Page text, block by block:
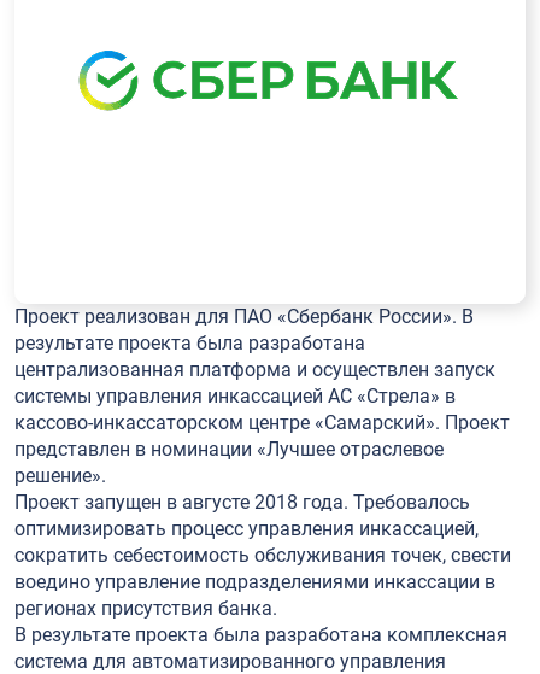
Проект реализован для ПАО «Сбербанк России». В
результате проекта была разработана
централизованная платформа и осуществлен запуск
системы управления инкассацией АС «Стрела» в
кассово-инкассаторском центре «Самарский». Проект
представлен в номинации «Лучшее отраслевое
решение».
Проект запущен в августе 2018 года. Требовалось
оптимизировать процесс управления инкассацией,
сократить себестоимость обслуживания точек, свести
воедино управление подразделениями инкассации в
регионах присутствия банка.
В результате проекта была разработана комплексная
система для автоматизированного управления